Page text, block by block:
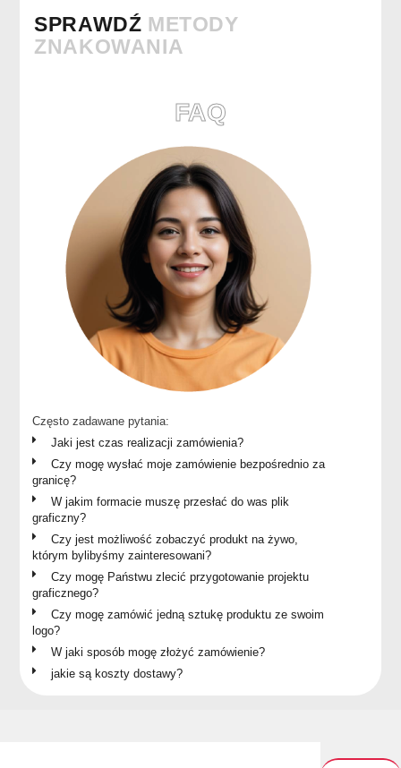
SPRAWDŹ METODY
ZNAKOWANIA
FAQ
Często zadawane pytania:
Jaki jest czas realizacji zamówienia?
Czy mogę wysłać moje zamówienie bezpośrednio za
granicę?
W jakim formacie muszę przesłać do was plik
graficzny?
Czy jest możliwość zobaczyć produkt na żywo,
którym bylibyśmy zainteresowani?
Czy mogę Państwu zlecić przygotowanie projektu
graficznego?
Czy mogę zamówić jedną sztukę produktu ze swoim
logo?
W jaki sposób mogę złożyć zamówienie?
jakie są koszty dostawy?